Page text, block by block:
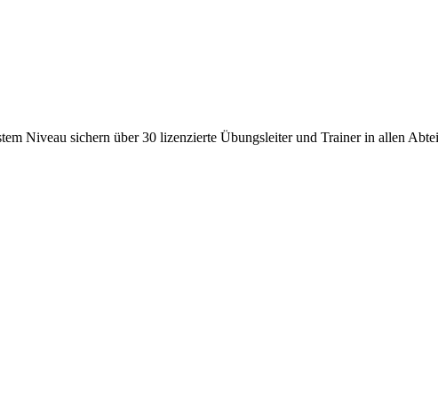
Niveau sichern über 30 lizenzierte Übungsleiter und Trainer in allen